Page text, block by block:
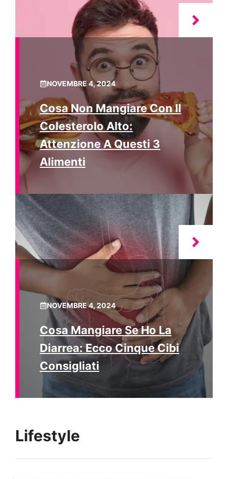
NOVEMBRE 4, 2024
Cosa Non Mangiare Con Il
Colesterolo Alto:
Attenzione A Questi 3
Alimenti
NOVEMBRE 4, 2024
Cosa Mangiare Se Ho La
Diarrea: Ecco Cinque Cibi
Consigliati
Lifestyle